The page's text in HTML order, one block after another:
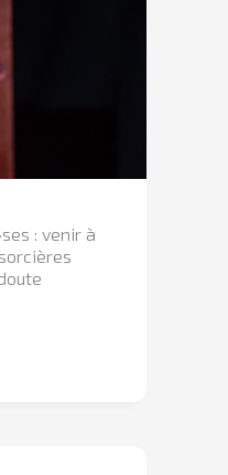
: venir à